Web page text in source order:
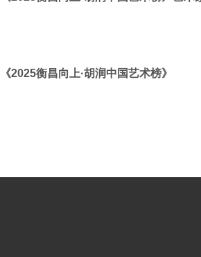
《2025衡昌向上·胡润中国艺术榜》